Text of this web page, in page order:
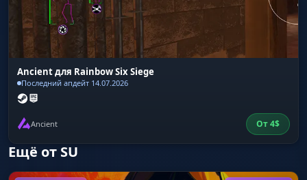
Ancient для Rainbow Six Siege
Последний апдейт 14.07.2026
Ancient От4$
Ещё от SU